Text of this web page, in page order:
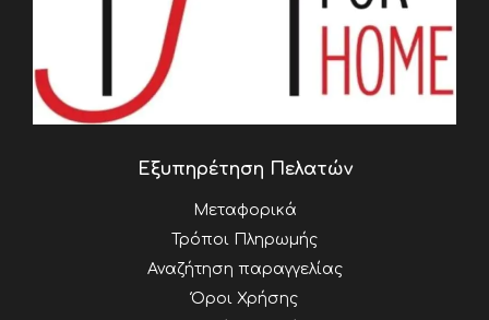
Εξυπηρέτηση Πελατών
Μεταφορικά
Τρόποι Πληρωμής
Αναζήτηση παραγγελίας
Όροι Χρήσης